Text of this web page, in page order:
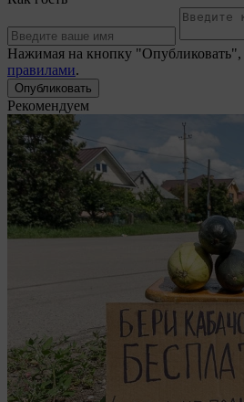
Нажимая на кнопку "Опубликовать",
правилами.
Рекомендуем